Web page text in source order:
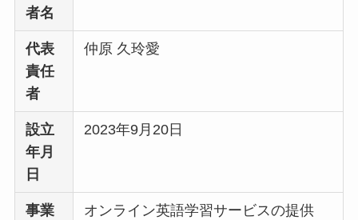
者名
代表
責任
者
仲原 久玲愛
設立
年月
日
2023年9月20日
事業
オンライン英語学習サービスの提供